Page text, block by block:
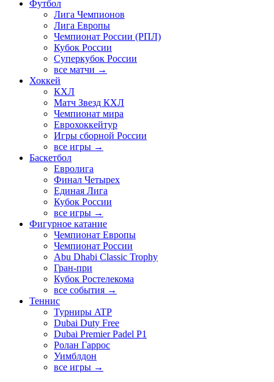
Футбол
Лига Чемпионов
Лига Европы
Чемпионат России (РПЛ)
Кубок России
Суперкубок России
все матчи →
Хоккей
КХЛ
Матч Звезд КХЛ
Чемпионат мира
Еврохоккейтур
Игры сборной России
все игры →
Баскетбол
Евролига
Финал Четырех
Единая Лига
Кубок России
все игры →
Фигурное катание
Чемпионат Европы
Чемпионат России
Abu Dhabi Classic Trophy
Гран-при
Кубок Ростелекома
все события →
Теннис
Турниры ATP
Dubai Duty Free
Dubai Premier Padel P1
Ролан Гаррос
Уимблдон
все игры →